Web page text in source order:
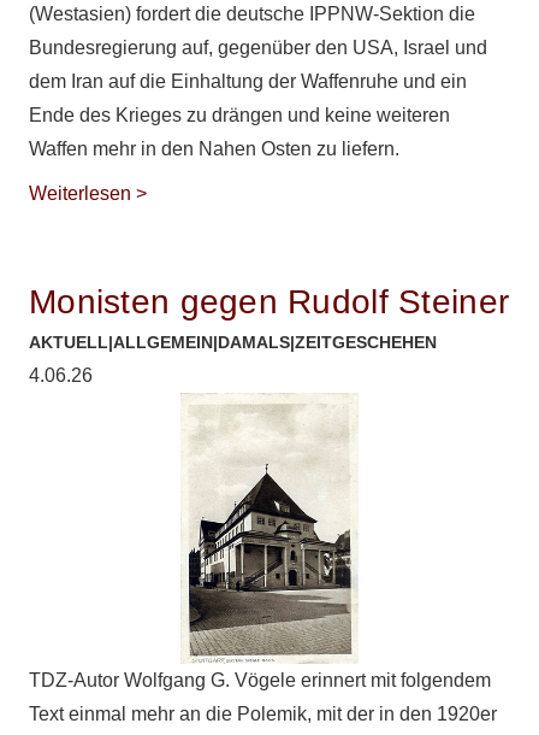
(Westasien) fordert die deutsche IPPNW-Sektion die
Bundesregierung auf, gegenüber den USA, Israel und
dem Iran auf die Einhaltung der Waffenruhe und ein
Ende des Krieges zu drängen und keine weiteren
Waffen mehr in den Nahen Osten zu liefern.
Weiterlesen >
Monisten gegen Rudolf Steiner
AKTUELL|ALLGEMEIN|DAMALS|ZEITGESCHEHEN
4.06.26
TDZ-Autor Wolfgang G. Vögele erinnert mit folgendem
Text einmal mehr an die Polemik, mit der in den 1920er